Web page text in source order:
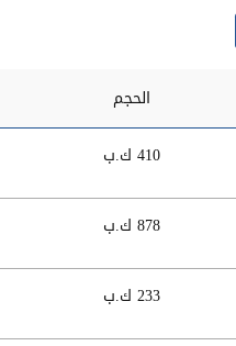
الحجم
410 ك.ب
878 ك.ب
233 ك.ب